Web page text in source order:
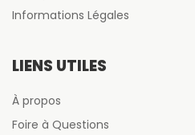
Informations Légales
LIENS UTILES
À propos
Foire à Questions